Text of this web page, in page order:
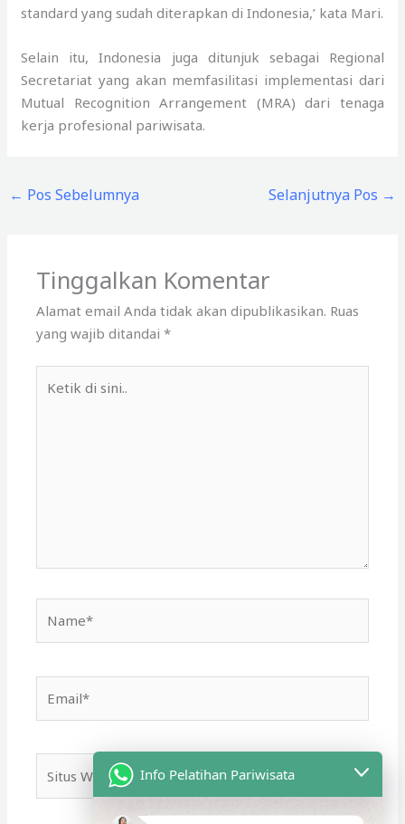
standard yang sudah diterapkan di Indonesia,’ kata Mari.
Selain itu, Indonesia juga ditunjuk sebagai Regional
Secretariat yang akan memfasilitasi implementasi dari
Mutual Recognition Arrangement (MRA) dari tenaga
kerja profesional pariwisata.
← Pos Sebelumnya Selanjutnya Pos →
Tinggalkan Komentar
Alamat email Anda tidak akan dipublikasikan. Ruas
yang wajib ditandai*
Web
Info Pelatihan Pariwisata